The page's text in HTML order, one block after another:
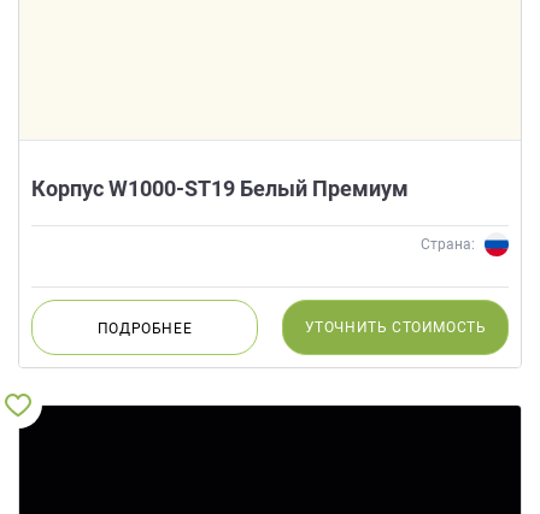
Корпус W1000-ST19 Белый Премиум
Страна:
ПОДРОБНЕЕ УТОЧНИТЬ СТОИМОСТЬ